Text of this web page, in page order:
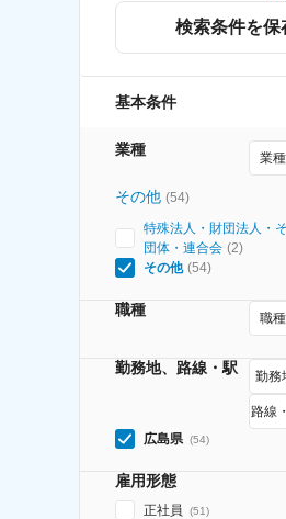
検索条件を保
基本条件
業種 業
その他 (54)
特殊法人・財団法人・
団体・連合会 (2)
その他 (54)
職種 職
勤務地、路線・駅 勤務
路線
広島県 (54)
雇用形態
正社員 (51)